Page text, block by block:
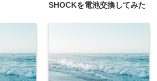
SHOCKを電池交換してみた